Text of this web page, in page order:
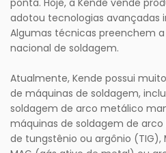
ponta. Hoje, a Kende vende
adotou tecnologias avançadas
Algumas técnicas preenchem
nacional de soldagem.
Atualmente, Kende possui
de máquinas de soldagem,
soldagem de arco metálico
máquinas de soldagem de
de tungstênio ou argônio